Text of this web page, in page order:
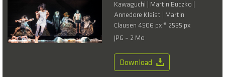
Kawaguchi | Martin Buczko |
Annedore Kleist | Martin
Clausen 4506 px * 2535 px
JPG – 2 Mo
Download